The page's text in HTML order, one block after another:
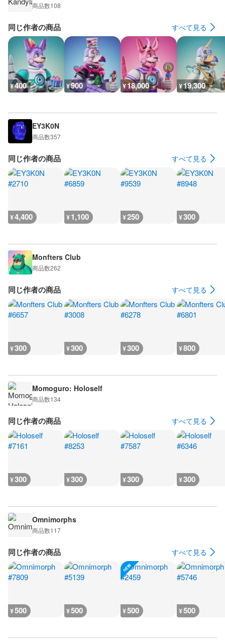
商品数108
同じ作者の商品 すべて見る
¥400 ¥900 ¥18,000 ¥19,300
EY3K0N
商品数357
同じ作者の商品 すべて見る
¥4,400 ¥1,100 ¥250 ¥300
Monfters Club
商品数262
同じ作者の商品 すべて見る
¥300 ¥300 ¥300 ¥800
Momoguro: Holoself
商品数134
同じ作者の商品 すべて見る
¥300 ¥300 ¥300 ¥300
Omnimorphs
商品数117
同じ作者の商品 すべて見る
¥500 ¥500 ¥500 ¥500